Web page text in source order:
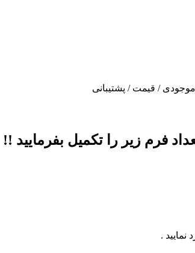
موجودی / قیمت / پشتیبانی
فرم زیر را تکمیل بفرمایید !!
نمایید .